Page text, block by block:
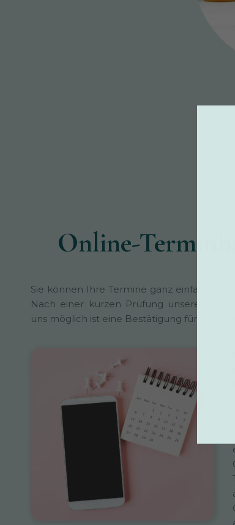
Online-
Sie können Ihre Termine ganz einfach &
Nach einer kurzen Prüfung unsererseits
uns möglich ist eine Bestätigung für Ihren